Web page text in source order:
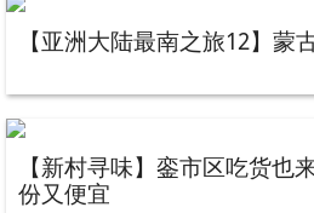
【亚洲大陆最南之旅12】蒙
【新村寻味】銮市区吃货也
份又便宜